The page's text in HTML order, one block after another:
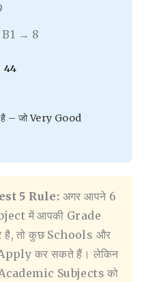
→ 8
44
– जो Very Good
5 Rule: अगर आपने 6
में आपकी Grade
है, तो कुछ Schools और
कर सकते हैं। लेकिन
Subjects को